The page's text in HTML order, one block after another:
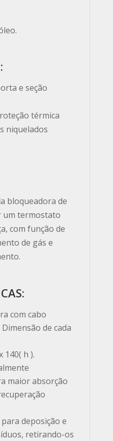
e seção
térmica
niquelados
bloqueadora de
um termostato
com função de
de gás e
com cabo
de cada
140( h ).
maior absorção
deposição e
retirando-os